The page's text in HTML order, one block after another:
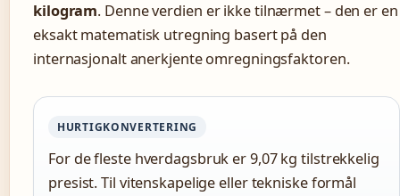
kilogram. Denne verdien er ikke tilnærmet – den er en
eksakt matematisk utregning basert på den
internasjonalt anerkjente omregningsfaktoren.
HURTIGKONVERTERING
For de fleste hverdagsbruk er 9,07 kg tilstrekkelig
presist. Til vitenskapelige eller tekniske formål